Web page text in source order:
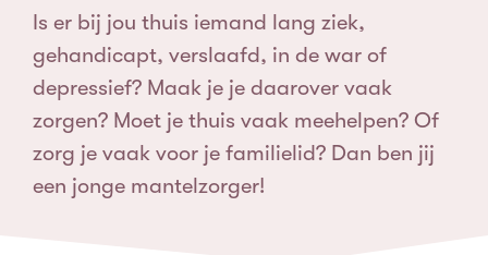
Is er bij jou thuis iemand lang ziek,
gehandicapt, verslaafd, in de war of
depressief? Maak je je daarover vaak
zorgen? Moet je thuis vaak meehelpen? Of
zorg je vaak voor je familielid? Dan ben jij
een jonge mantelzorger!